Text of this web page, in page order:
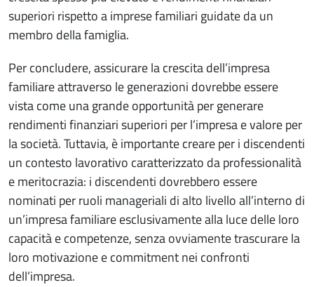
superiori rispetto a imprese familiari guidate da un
membro della famiglia.
Per concludere, assicurare la crescita dell’impresa
familiare attraverso le generazioni dovrebbe essere
vista come una grande opportunità per generare
rendimenti finanziari superiori per l’impresa e valore per
la società. Tuttavia, è importante creare per i discendenti
un contesto lavorativo caratterizzato da professionalità
e meritocrazia: i discendenti dovrebbero essere
nominati per ruoli manageriali di alto livello all’interno di
un’impresa familiare esclusivamente alla luce delle loro
capacità e competenze, senza ovviamente trascurare la
loro motivazione e commitment nei confronti
dell’impresa.